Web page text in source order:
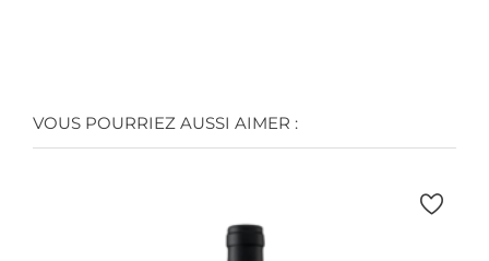
VOUS POURRIEZ AUSSI AIMER :